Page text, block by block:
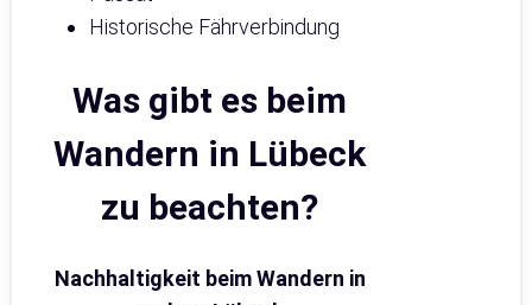
Historische Fährverbindung
Was gibt es beim
Wandern in Lübeck
zu beachten?
Nachhaltigkeit beim Wandern in